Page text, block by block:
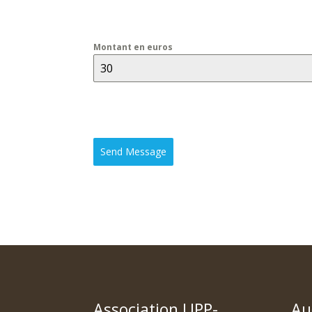
Montant en euros
Send Message